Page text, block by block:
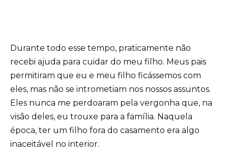
Durante todo esse tempo, praticamente não
recebi ajuda para cuidar do meu filho. Meus pais
permitiram que eu e meu filho ficássemos com
eles, mas não se intrometiam nos nossos assuntos.
Eles nunca me perdoaram pela vergonha que, na
visão deles, eu trouxe para a família. Naquela
época, ter um filho fora do casamento era algo
inaceitável no interior.